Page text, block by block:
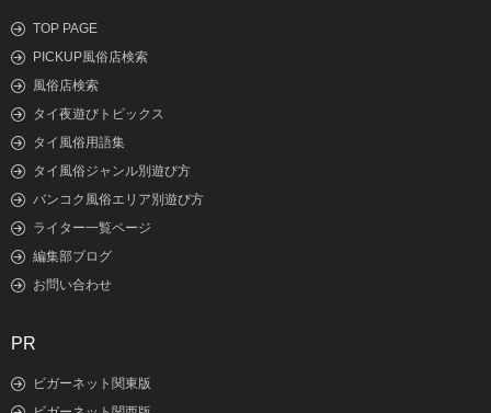
TOP PAGE
PICKUP風俗店検索
風俗店検索
タイ夜遊びトピックス
タイ風俗用語集
タイ風俗ジャンル別遊び方
バンコク風俗エリア別遊び方
ライター一覧ページ
編集部ブログ
お問い合わせ
PR
ビガーネット関東版